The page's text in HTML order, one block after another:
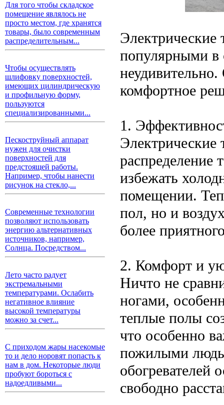
Для того чтобы складское
помещение являлось не
просто местом, где хранятся
товары, было современным
распределительным...
Чтобы осуществлять
шлифовку поверхностей,
имеющих цилиндрическую
и профильную форму,
пользуются
специализированными...
Пескоструйный аппарат
нужен для очистки
поверхностей для
предстоящей работы.
Например, чтобы нанести
рисунок на стекло,...
Современные технологии
позволяют использовать
энергию альтернативных
источников, например,
Солнца. Посредством...
Лето часто радует
экстремальными
температурами. Ослабить
негативное влияние
высокой температуры
можно за счет...
С приходом жары насекомые
то и дело норовят попасть к
нам в дом. Некоторые люди
пробуют бороться с
надоедливыми...
Электрические
популярными в
комфортное
1.
Электрические
распределение
избежать
помещении.
пол, но и
более
2. Комфорт и
Ничто не
ногами,
теплые полы
что особенно
пожилыми
обогревателей
свободно